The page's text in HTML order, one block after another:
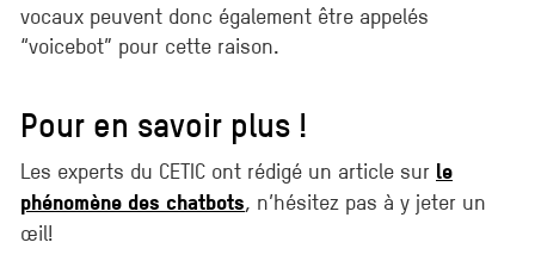
vocaux peuvent donc également être appelés
“voicebot” pour cette raison.
Pour en savoir plus !
Les experts du CETIC ont rédigé un article sur le
phénomène des chatbots, n’hésitez pas à y jeter un
œil!